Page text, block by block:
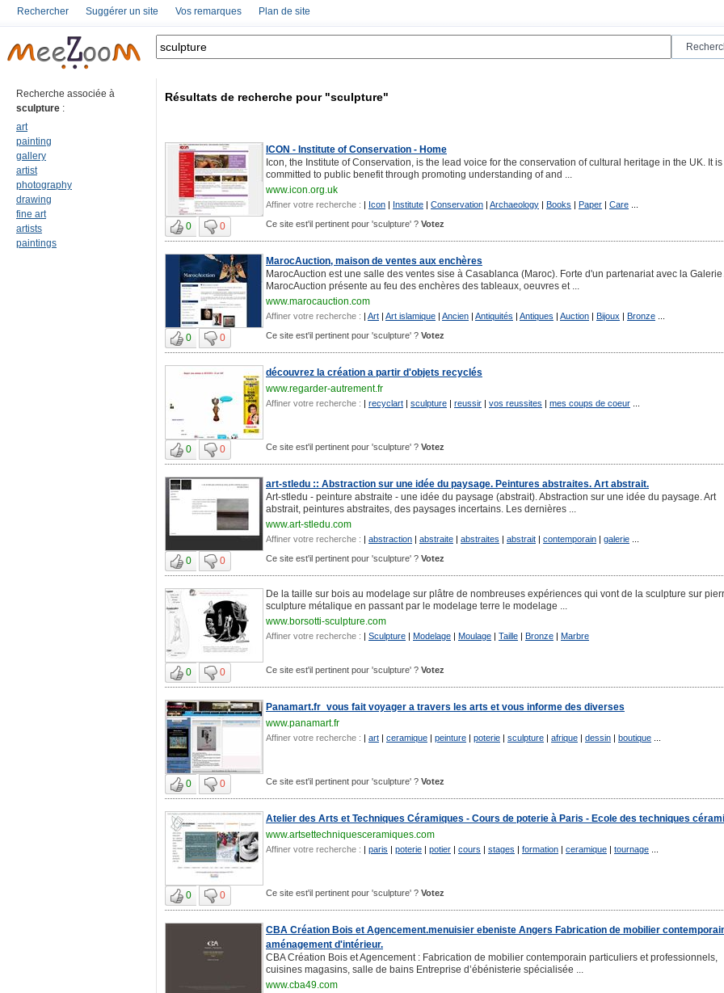
Rechercher Suggérer un site Vos remarques Plan de site
Recherche associée à
sculpture :
art
painting
gallery
artist
photography
drawing
fine art
artists
paintings
Résultats de recherche pour "sculpture"
ICON - Institute of Conservation - Home
Icon, the Institute of Conservation, is the lead voice for the conservation of cultural heritage in the UK. It is
committed to public benefit through promoting understanding of and ...
www.icon.org.uk
Affiner votre recherche : | Icon | Institute | Conservation | Archaeology | Books | Paper | Care
0 0 Ce site est'il pertinent pour 'sculpture' ? Votez
MarocAuction, maison de ventes aux enchères
MarocAuction est une salle des ventes sise à Casablanca (Maroc). Forte d'un partenariat avec la Galerie
MarocAuction présente au feu des enchères des tableaux, oeuvres et ...
www.marocauction.com
Affiner votre recherche : | Art | Art islamique | Ancien | Antiquités | Antiques | Auction | Bijoux | Bronze
0 0 Ce site est'il pertinent pour 'sculpture' ? Votez
découvrez la création a partir d'objets recyclés
www.regarder-autrement.fr
Affiner votre recherche : | recyclart | sculpture | reussir | vos reussites | mes coups de coeur
0 0 Ce site est'il pertinent pour 'sculpture' ? Votez
art-stledu :: Abstraction sur une idée du paysage. Peintures abstraites. Art abstrait.
Art-stledu - peinture abstraite - une idée du paysage (abstrait). Abstraction sur une idée du paysage. Art
abstrait, peintures abstraites, des paysages incertains. Les dernières ...
www.art-stledu.com
Affiner votre recherche : | abstraction | abstraite | abstraites | abstrait | contemporain | galerie
0 0 Ce site est'il pertinent pour 'sculpture' ? Votez
De la taille sur bois au modelage sur plâtre de nombreuses expériences qui vont de la sculpture sur
sculpture métalique en passant par le modelage terre le modelage ...
www.borsotti-sculpture.com
Affiner votre recherche : | Sculpture | Modelage | Moulage | Taille | Bronze | Marbre
0 0 Ce site est'il pertinent pour 'sculpture' ? Votez
Panamart.fr_vous fait voyager a travers les arts et vous informe des diverses
www.panamart.fr
Affiner votre recherche : | art | ceramique | peinture | poterie | sculpture | afrique | dessin | boutique
0 0 Ce site est'il pertinent pour 'sculpture' ? Votez
Atelier des Arts et Techniques Céramiques - Cours de poterie à Paris - Ecole des techniques
www.artsettechniquesceramiques.com
Affiner votre recherche : | paris | poterie | potier | cours | stages | formation | ceramique | tournage
0 0 Ce site est'il pertinent pour 'sculpture' ? Votez
CBA Création Bois et Agencement.menuisier ebeniste Angers Fabrication de mobilier
aménagement d'intérieur.
CBA Création Bois et Agencement : Fabrication de mobilier contemporain particuliers et professionnels,
cuisines magasins, salle de bains Entreprise d’ébénisterie spécialisée ...
www.cba49.com